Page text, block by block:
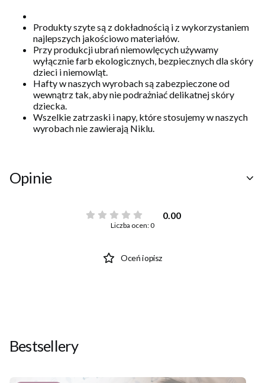
Produkty szyte są z dokładnością i z wykorzystaniem
najlepszych jakościowo materiałów.
Przy produkcji ubrań niemowlęcych używamy
wyłącznie farb ekologicznych, bezpiecznych dla skóry
dzieci i niemowląt.
Hafty w naszych wyrobach są zabezpieczone od
wewnątrz tak, aby nie podrażniać delikatnej skóry
dziecka.
Wszelkie zatrzaski i napy, które stosujemy w naszych
wyrobach nie zawierają Niklu.
Opinie
0.00
Liczba ocen: 0
Oceń i opisz
Bestsellery